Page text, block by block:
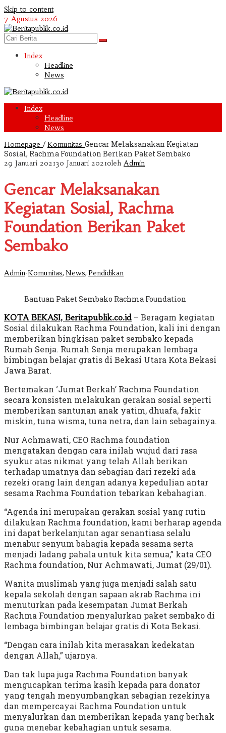
Skip to content
7 Agustus 2026
Index
Headline
News
Index
Headline
News
Homepage /Komunitas Gencar Melaksanakan Kegiatan
Sosial, Rachma Foundation Berikan Paket Sembako
29 Januari 202130 Januari 2021oleh Admin
Gencar Melaksanakan
Kegiatan Sosial, Rachma
Foundation Berikan Paket
Sembako
Admin-Komunitas, News, Pendidikan
Bantuan Paket Sembako Rachma Foundation
KOTA BEKASI, Beritapublik.co.id– Beragam kegiatan
Sosial dilakukan Rachma Foundation, kali ini dengan
memberikan bingkisan paket sembako kepada
Rumah Senja. Rumah Senja merupakan lembaga
bimbingan belajar gratis di Bekasi Utara Kota Bekasi
Jawa Barat.
Bertemakan ‘Jumat Berkah’ Rachma Foundation
secara konsisten melakukan gerakan sosial seperti
memberikan santunan anak yatim, dhuafa, fakir
miskin, tuna wisma, tuna netra, dan lain sebagainya.
Nur Achmawati, CEO Rachma foundation
mengatakan dengan cara inilah wujud dari rasa
syukur atas nikmat yang telah Allah berikan
terhadap umatnya dan sebagian dari rezeki ada
rezeki orang lain dengan adanya kepedulian antar
sesama Rachma Foundation tebarkan kebahagian.
“Agenda ini merupakan gerakan sosial yang rutin
dilakukan Rachma foundation, kami berharap agenda
ini dapat berkelanjutan agar senantiasa selalu
menabur senyum bahagia kepada sesama serta
menjadi ladang pahala untuk kita semua,” kata CEO
Rachma foundation, Nur Achmawati, Jumat (29/01).
Wanita muslimah yang juga menjadi salah satu
kepala sekolah dengan sapaan akrab Rachma ini
menuturkan pada kesempatan Jumat Berkah
Rachma Foundation menyalurkan paket sembako di
lembaga bimbingan belajar gratis di Kota Bekasi.
“Dengan cara inilah kita merasakan kedekatan
dengan Allah,” ujarnya.
Dan tak lupa juga Rachma Foundation banyak
mengucapkan terima kasih kepada para donator
yang tengah menyumbangkan sebagian rezekinya
dan mempercayai Rachma Foundation untuk
menyalurkan dan memberikan kepada yang berhak
guna menebar kebahagian untuk sesama.